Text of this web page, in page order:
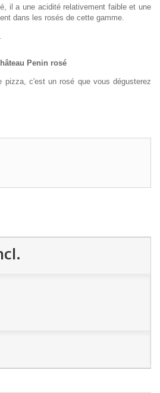
il a une acidité relativement faible et une
dans les rosés de cette gamme.
Penin rosé
pizza, c'est un rosé que vous dégusterez